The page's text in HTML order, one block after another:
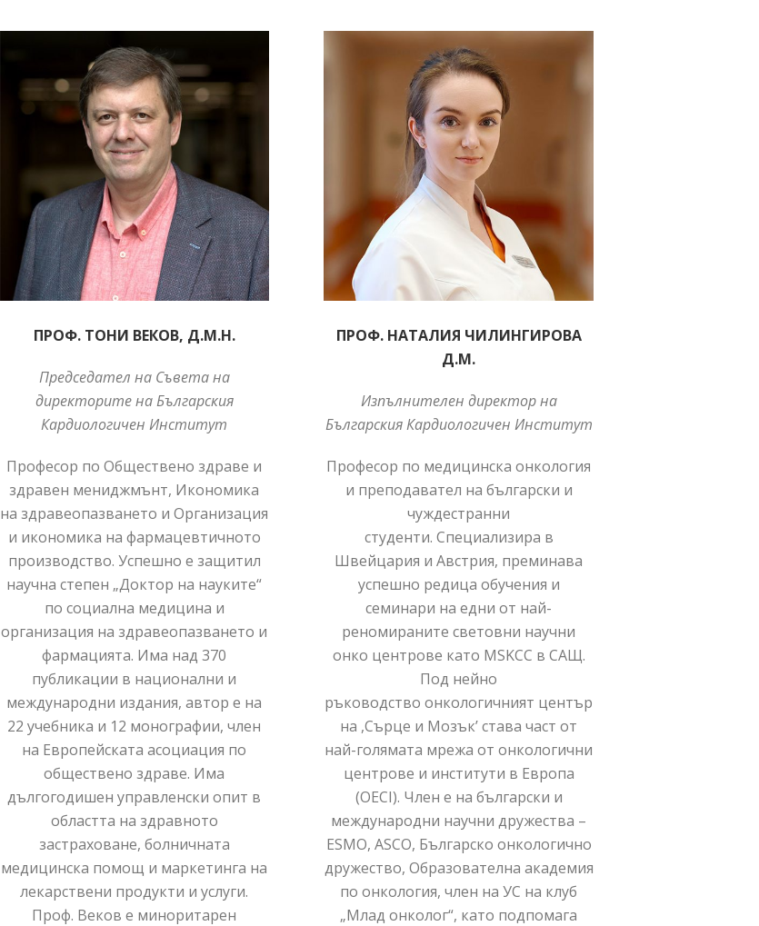
ПРОФ. ТОНИ ВЕКОВ, Д.М.Н.
Председател на Съвета на
директорите на Българския
Кардиологичен Институт
Професор по Обществено здраве и
здравен мениджмънт, Икономика
на здравеопазването и Организация
и икономика на фармацевтичното
производство. Успешно е защитил
научна степен „Доктор на науките“
по социална медицина и
организация на здравеопазването и
фармацията. Има над 370
публикации в национални и
международни издания, автор е на
22 учебника и 12 монографии, член
на Европейската асоциация по
обществено здраве. Има
дългогодишен управленски опит в
областта на здравното
застраховане, болничната
медицинска помощ и маркетинга на
лекарствени продукти и услуги.
Проф. Веков е миноритарен
ПРОФ. НАТАЛИЯ ЧИЛИНГИРОВА
Д.М.
Изпълнителен директор на
Българския Кардиологичен Институт
Професор по медицинска онкология
и преподавател на български и
чуждестранни
студенти. Специализира в
Швейцария и Австрия, преминава
успешно редица обучения и
семинари на едни от най-
реномираните световни научни
онко центрове като MSKCC в САЩ.
Под нейно
ръководство онкологичният център
на ,Сърце и Мозък’ става част от
най-голямата мрежа от онкологични
центрове и институти в Европа
(OECI). Член е на български и
международни научни дружества –
ESMO, ASCO, Българско онкологично
дружество, Образователна академия
по онкология, член на УС на клуб
„Млад онколог“, като подпомага